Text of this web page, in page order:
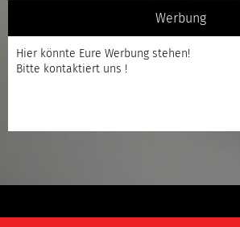
Werbung
Hier könnte Eure Werbung stehen!
Bitte kontaktiert uns !